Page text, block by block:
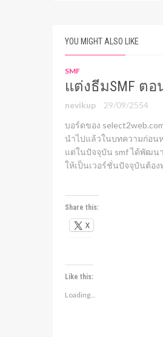
YOU MIGHT ALSO LIKE
SMF
แต่งธีมSMF ตอ
nevikup
29/09/2554
บอร์ดของ
นำไปแล้วในบทความก่อน
แต่ในปัจจุบัน smf ได้พัฒน
ให้เป็นเวอร์ชั่นปัจจุบันต้อง
Share this:
X
Like this:
Loading...